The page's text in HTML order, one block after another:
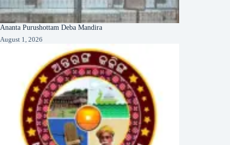
Ananta Purushottam Deba Mandira
August 1, 2026